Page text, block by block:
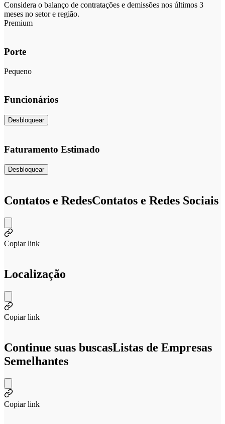
Considera o balanço de contratações e demissões nos últimos 3
meses no setor e região.
Premium
Porte
Pequeno
Funcionários
Desbloquear
Faturamento Estimado
Desbloquear
Contatos e RedesContatos e Redes Sociais
Copiar link
Localização
Copiar link
Continue suas buscasListas de Empresas
Semelhantes
Copiar link